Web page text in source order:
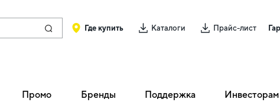
Где купить Каталоги Прайс-лист
Промо Бренды Поддержка Инвесторам